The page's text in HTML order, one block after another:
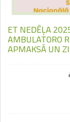
ET NEDĒĻA
AMBULATORO
APMAKSĀ UN